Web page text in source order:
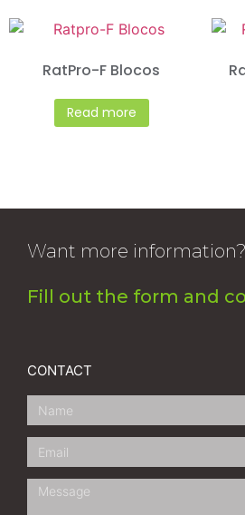
RatPro-F Blocos
Read more
Want more information?
Fill out the form and
CONTACT